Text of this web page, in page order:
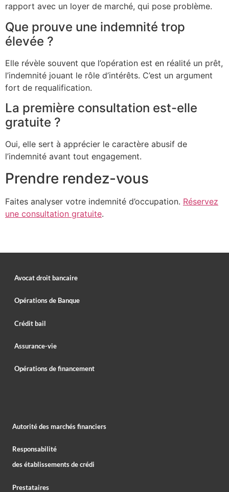
rapport avec un loyer de marché, qui pose problème.
Que prouve une indemnité trop
élevée ?
Elle révèle souvent que l’opération est en réalité un prêt,
l’indemnité jouant le rôle d’intérêts. C’est un argument
fort de requalification.
La première consultation est-elle
gratuite ?
Oui, elle sert à apprécier le caractère abusif de
l’indemnité avant tout engagement.
Prendre rendez-vous
Faites analyser votre indemnité d’occupation. Réservez
une consultation gratuite.
Avocat droit bancaire
Opérations de Banque
Crédit bail
Assurance-vie
Opérations de financement
Autorité des marchés financiers
Responsabilité
des établissements de crédi
Prestataires